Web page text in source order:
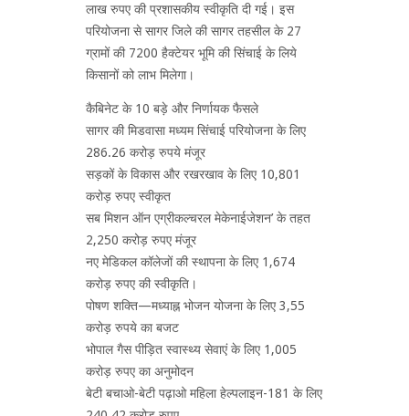
लाख रुपए की प्रशासकीय स्वीकृति दी गई। इस
परियोजना से सागर जिले की सागर तहसील के 27
ग्रामों की 7200 हैक्टेयर भूमि की सिंचाई के लिये
किसानों को लाभ मिलेगा।
कैबिनेट के 10 बड़े और निर्णायक फैसले
सागर की मिडवासा मध्यम सिंचाई परियोजना के लिए
286.26 करोड़ रुपये मंजूर
सड़कों के विकास और रखरखाव के लिए 10,801
करोड़ रुपए स्वीकृत
सब मिशन ऑन एग्रीकल्चरल मेकेनाईजेशन’ के तहत
2,250 करोड़ रुपए मंजूर
नए मेडिकल कॉलेजों की स्थापना के लिए 1,674
करोड़ रुपए की स्वीकृति।
पोषण शक्ति—मध्याह्न भोजन योजना के लिए 3,55
करोड़ रुपये का बजट
भोपाल गैस पीड़ित स्वास्थ्य सेवाएं के लिए 1,005
करोड़ रुपए का अनुमोदन
बेटी बचाओ-बेटी पढ़ाओ महिला हेल्पलाइन-181 के लिए